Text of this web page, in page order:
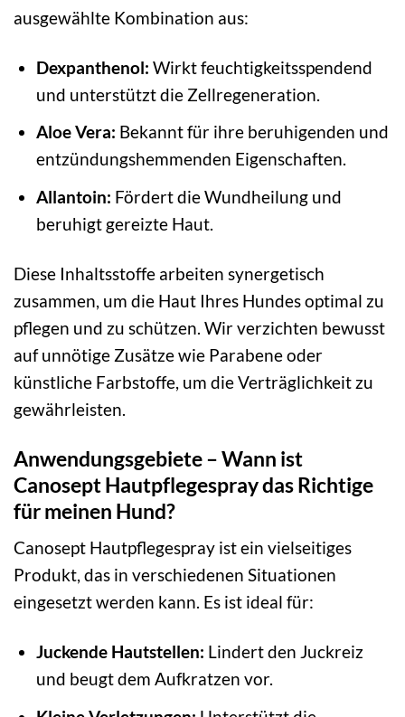
ausgewählte Kombination aus:
Dexpanthenol: Wirkt feuchtigkeitsspendend
und unterstützt die Zellregeneration.
Aloe Vera: Bekannt für ihre beruhigenden und
entzündungshemmenden Eigenschaften.
Allantoin: Fördert die Wundheilung und
beruhigt gereizte Haut.
Diese Inhaltsstoffe arbeiten synergetisch
zusammen, um die Haut Ihres Hundes optimal zu
pflegen und zu schützen. Wir verzichten bewusst
auf unnötige Zusätze wie Parabene oder
künstliche Farbstoffe, um die Verträglichkeit zu
gewährleisten.
Anwendungsgebiete – Wann ist
Canosept Hautpflegespray das Richtige
für meinen Hund?
Canosept Hautpflegespray ist ein vielseitiges
Produkt, das in verschiedenen Situationen
eingesetzt werden kann. Es ist ideal für:
Juckende Hautstellen: Lindert den Juckreiz
und beugt dem Aufkratzen vor.